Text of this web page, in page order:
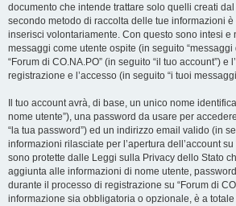
documento che intende trattare solo quelli creati dal
secondo metodo di raccolta delle tue informazioni
inserisci volontariamente. Con questo sono intesi e
messaggi come utente ospite (in seguito “messaggi
“Forum di CO.NA.PO” (in seguito “il tuo account”) e
registrazione e l’accesso (in seguito “i tuoi
Il tuo account avrà, di base, un unico nome
nome utente”), una password da usare per
“la tua password”) ed un indirizzo email valido (in
informazioni rilasciate per l’apertura dell’account su
sono protette dalle Leggi sulla Privacy dello Stato
aggiunta alle informazioni di nome utente,
durante il processo di registrazione su “Forum di
informazione sia obbligatoria o opzionale, è a